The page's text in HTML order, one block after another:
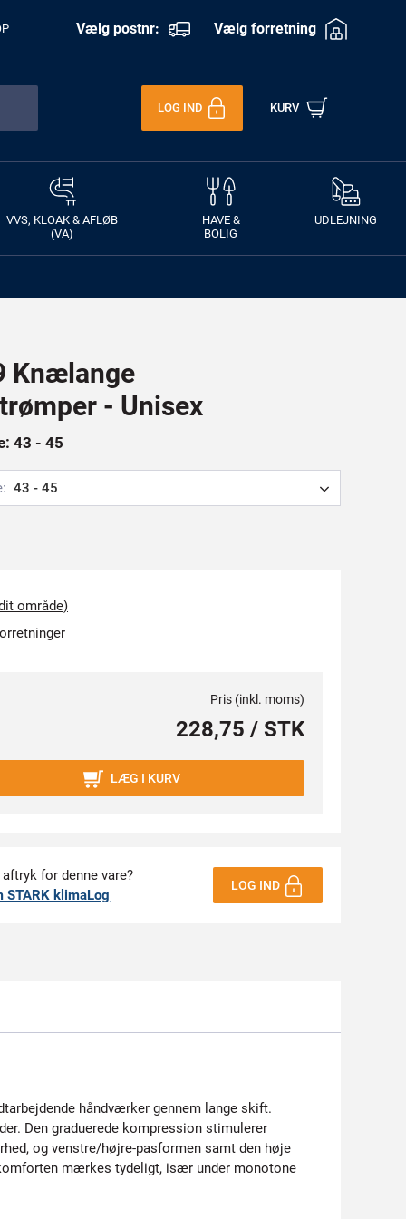
Vælg postnr: Vælg forretning
LOG IND KURV
VVS, KLOAK & AFLØB
(VA)
HAVE &
BOLIG
UDLEJNING
Knælange
- Unisex
43 - 45
43 - 45
område)
Pris (inkl. moms)
228,75 / STK
LÆG I KURV
aftryk for denne vare?
STARK klimaLog
LOG IND
håndværker gennem lange skift.
Den graduerede kompression stimulerer
og venstre/højre-pasformen samt den høje
mærkes tydeligt, især under monotone